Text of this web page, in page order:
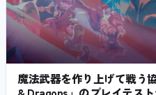
魔法武器を作り上げて戦う